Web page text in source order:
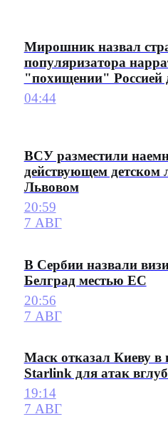
Мирошник назвал
популяризатора
"похищении" Россией
04:44
ВСУ разместили
действующем детском
Львовом
20:59
7 АВГ
В Сербии назвали
Белград местью ЕС
20:56
7 АВГ
Маск отказал Киеву в
Starlink для атак
19:14
7 АВГ